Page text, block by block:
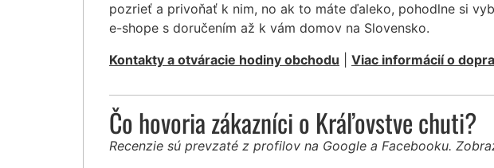
pozrieť a privoňať k nim, no ak to máte ďaleko, pohodlne si
e-shope s doručením až k vám domov na Slovensko.
Kontakty a otváracie hodiny obchodu
Viac informácií o
Čo hovoria zákazníci o Kráľovstve chuti?
Recenzie sú prevzaté z profilov na Google a Facebooku.